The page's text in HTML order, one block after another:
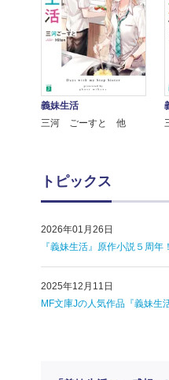
義妹生活
三河 ごーすと 他
トピックス
2026年01月26日
『義妹生活』原作小説５周
2025年12月11日
MF文庫Jの人気作品『義妹生